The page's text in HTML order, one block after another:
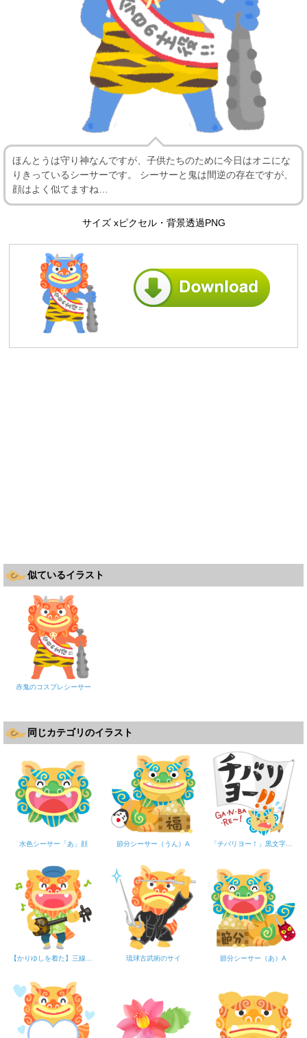
ほんとうは守り神なんですが、子供たちのために今日はオニにな
りきっているシーサーです。 シーサーと鬼は間逆の存在ですが、
顔はよく似てますね…
サイズ xピクセル・背景透過PNG
似ているイラスト
赤鬼のコスプレシーサー
同じカテゴリのイラスト
水色シーサー「あ」顔 節分シーサー（うん）A 「チバリヨー！」黒文字・シーサー
琉球古武術のサイ 節分シーサー（あ）A